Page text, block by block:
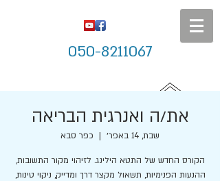
050-8211067
את/ה ואנרגית הבריאה
שבת, 14 באפר׳
  |
כפר סבא
הקורס החדש של התטא הילינג. לזיהוי מקור התשובות,
ההנעות הפנימיות, תשאול מקצר דרך ומדייק, ניקוי טינות,